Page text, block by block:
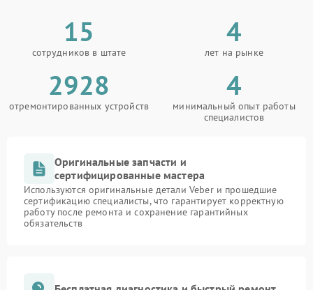
15
сотрудников в штате
4
лет на рынке
2928
отремонтированных устройств
4
минимальный опыт работы
специалистов
Оригинальные запчасти и
сертифицированные мастера
Используются оригинальные детали Veber и прошедшие
сертификацию специалисты, что гарантирует корректную
работу после ремонта и сохранение гарантийных
обязательств